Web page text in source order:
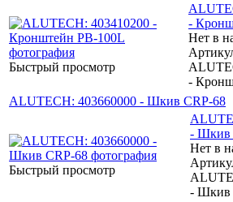
Быстрый просмотр
-
Нет в
-
ALUTECH: 403660000 - Шкив CRP-68
Быстрый просмотр
- Шкив
Нет в
- Шкив